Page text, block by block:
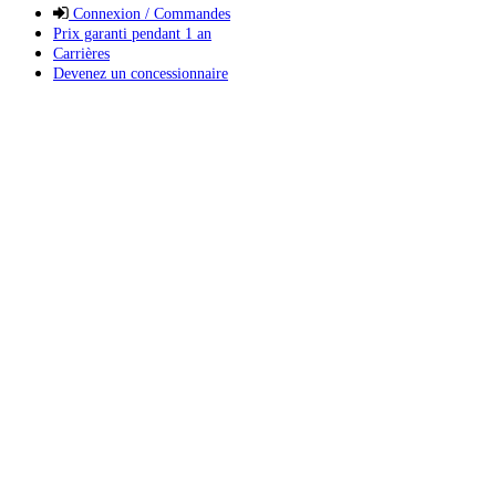
Connexion / Commandes
Prix garanti pendant 1 an
Carrières
Devenez un concessionnaire